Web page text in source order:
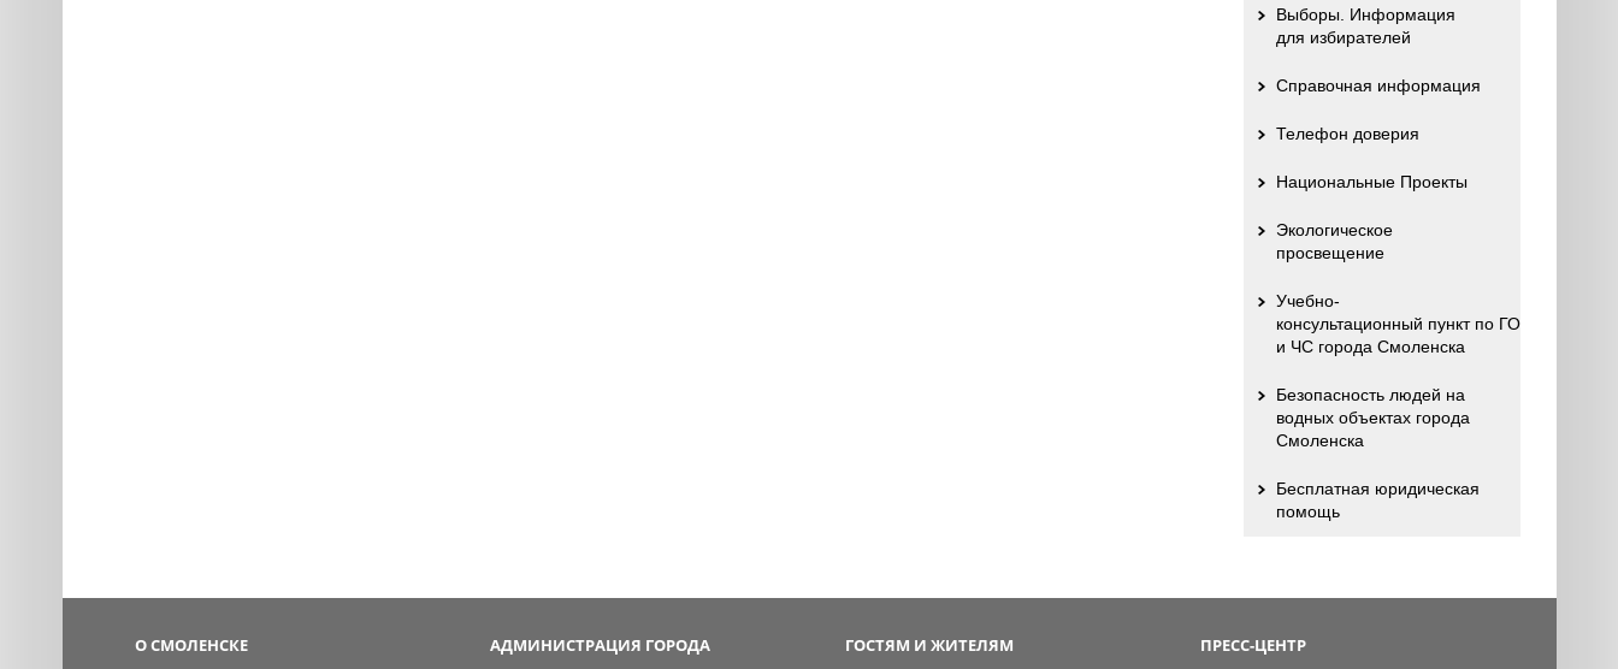
Выборы. Информация
для избирателей
Справочная информация
Телефон доверия
Национальные Проекты
Экологическое
просвещение
Учебно-
консультационный пункт по ГО
и ЧС города Смоленска
Безопасность людей на
водных объектах города
Смоленска
Бесплатная юридическая
помощь
О СМОЛЕНСКЕ АДМИНИСТРАЦИЯ ГОРОДА ГОСТЯМ И ЖИТЕЛЯМ ПРЕСС-ЦЕНТР